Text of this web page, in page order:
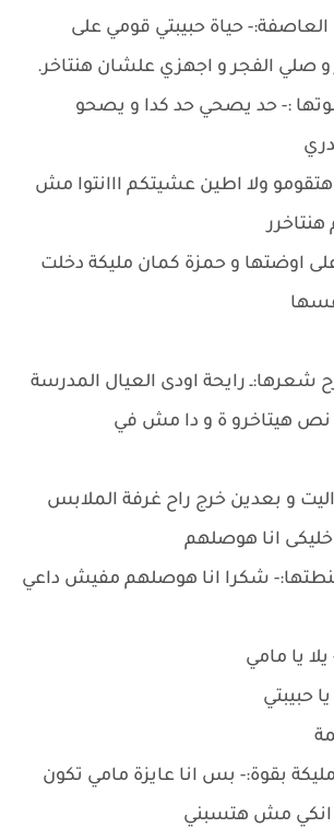
حياة حبيبتي قومي على
الفجر و اجهزي علشان هنتاخر.
:- حد يصحي حد كدا و يصحو
ولا اطين عشيتكم ااانتوا مش
اوضتها و حمزة كمان مليكة دخلت
شعرها:ـ رايحة اودى العيال المدرسة
هيتاخرو ة و دا مش في
و بعدين خرج راح غرفة الملابس
انا هوصلهم
شكرا انا هوصلهم مفيش داعي
يا مامي
حبيبتي
بقوة:- بس انا عايزة مامي تكون
انكي مش هتسبني